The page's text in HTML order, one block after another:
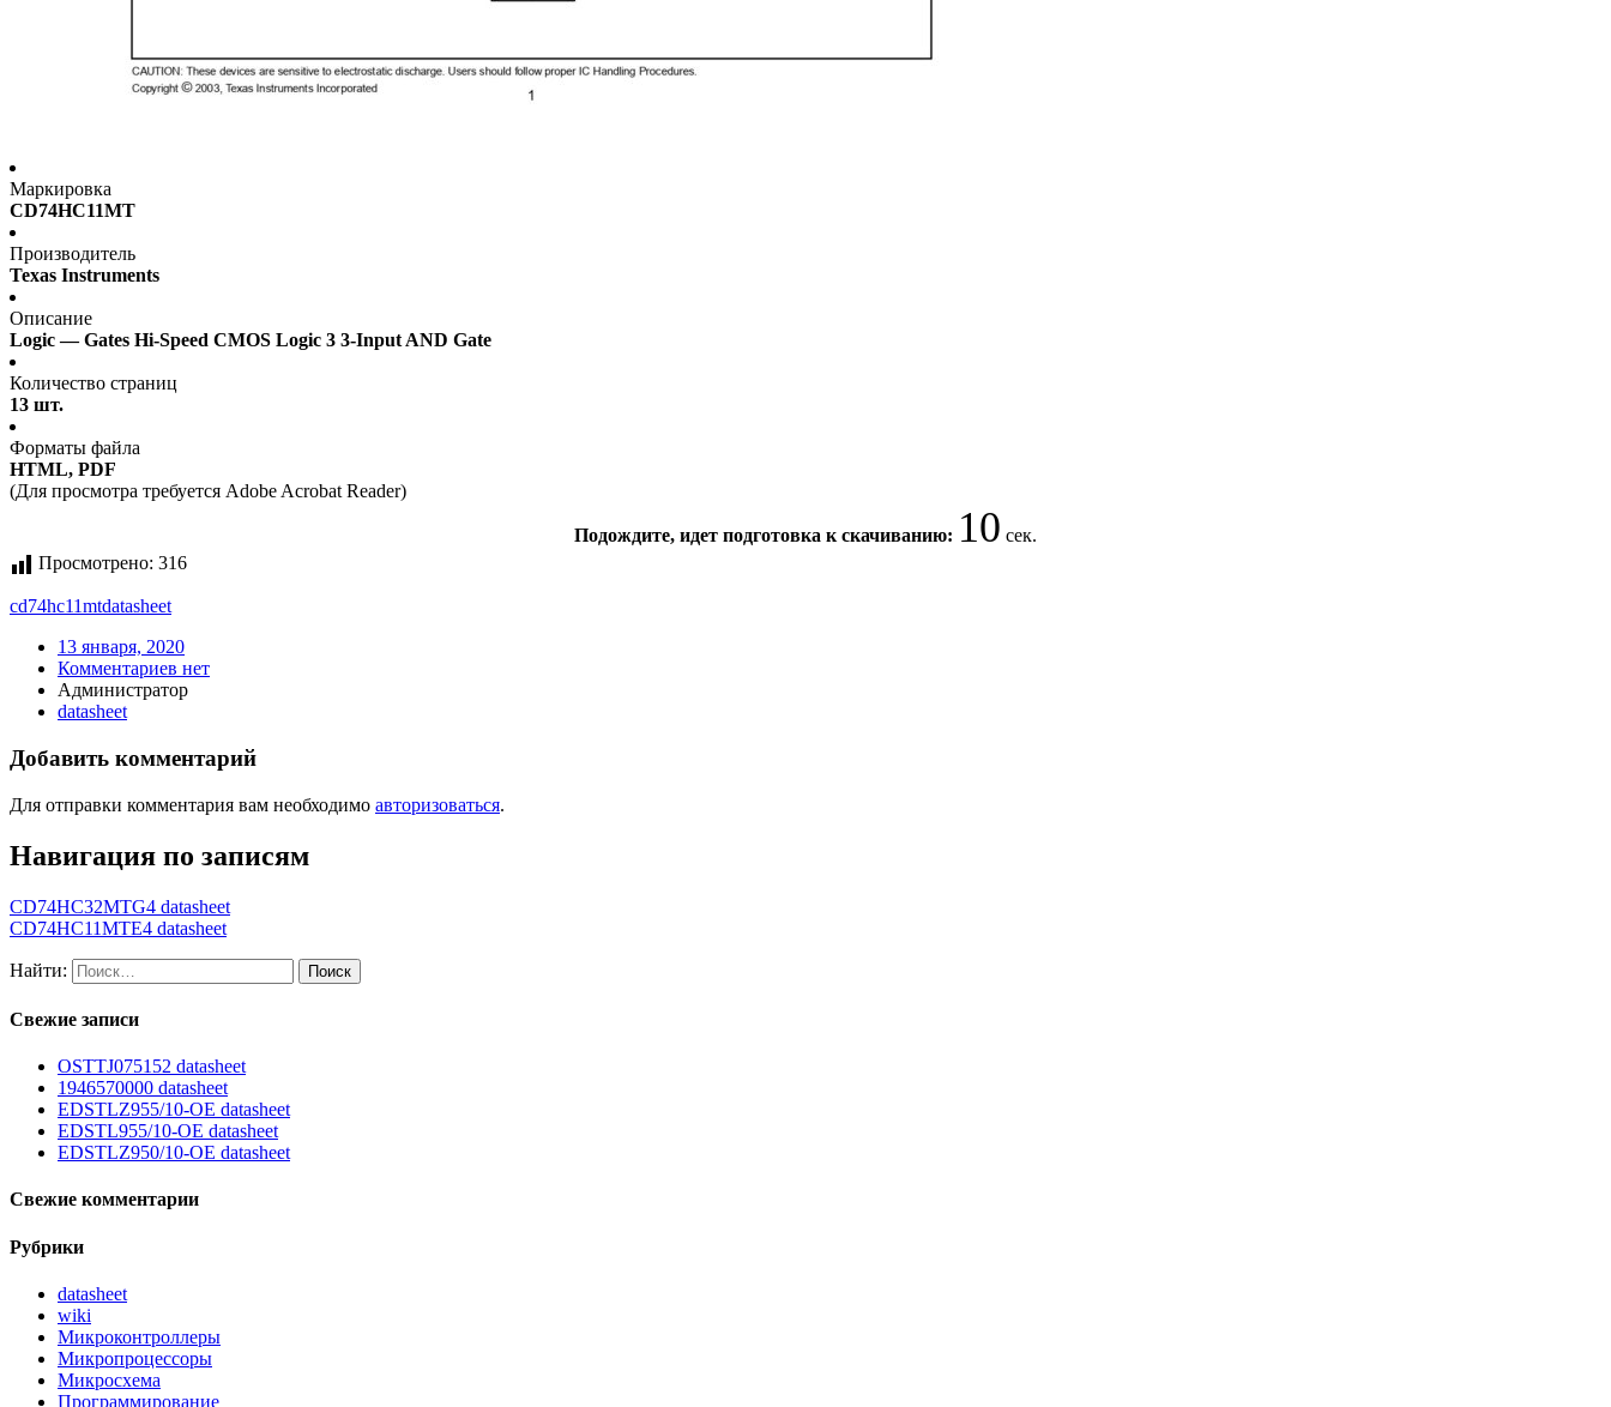
Маркировка
CD74HC11MT
Производитель
Texas Instruments
Описание
Logic — Gates Hi-Speed CMOS Logic 3 3-Input AND Gate
Количество страниц
13 шт.
Форматы файла
HTML, PDF
(Для просмотра требуется Adobe Acrobat Reader)
Подождите, идет подготовка к скачиванию:9сек.
Просмотрено: 316
cd74hc11mtdatasheet
13 января, 2020
Комментариев нет
Администратор
datasheet
Добавить комментарий
Для отправки комментария вам необходимо авторизоваться.
Навигация по записям
CD74HC32MTG4 datasheet
CD74HC11MTE4 datasheet
Найти:
Свежие записи
OSTTJ075152 datasheet
1946570000 datasheet
EDSTLZ955/10-OE datasheet
EDSTL955/10-OE datasheet
EDSTLZ950/10-OE datasheet
Свежие комментарии
Рубрики
datasheet
wiki
Микроконтроллеры
Микропроцессоры
Микросхема
Программирование